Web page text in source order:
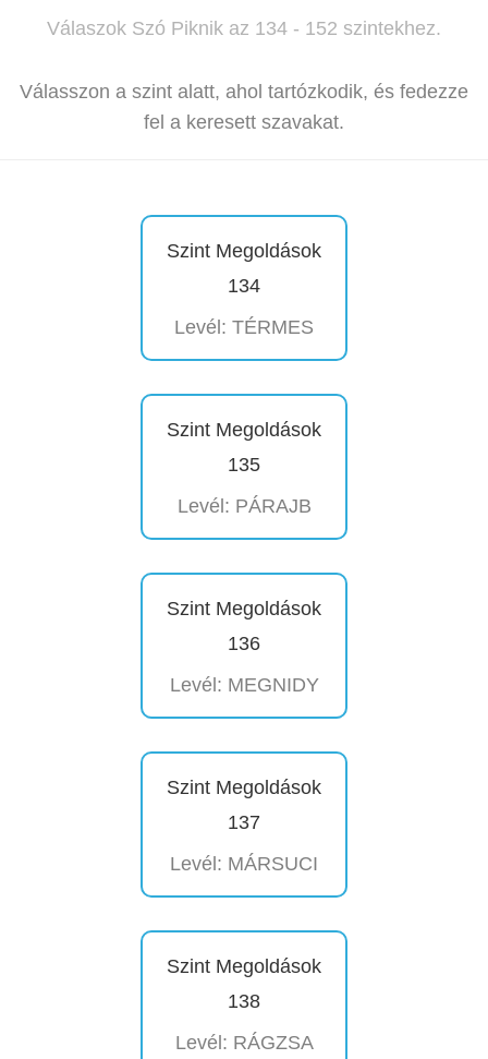
Válaszok Szó Piknik az 134 - 152 szintekhez.
Válasszon a szint alatt, ahol tartózkodik, és fedezze
fel a keresett szavakat.
Szint Megoldások
134
Levél: TÉRMES
Szint Megoldások
135
Levél: PÁRAJB
Szint Megoldások
136
Levél: MEGNIDY
Szint Megoldások
137
Levél: MÁRSUCI
Szint Megoldások
138
Levél: RÁGZSA